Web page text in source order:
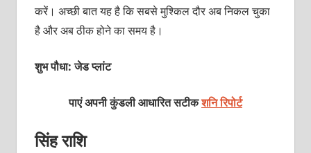
करें। अच्छी बात यह है कि सबसे मुश्किल दौर अब निकल चुका
है और अब ठीक होने का समय है।
शुभ पौधा: जेड प्लांट
पाएं अपनी कुंडली आधारित सटीकशनि रिपोर्ट
सिंह राशि